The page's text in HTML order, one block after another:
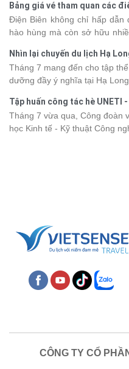
khác nhau, khiến nhiều du
dưới đây sẽ cập nhật bảng
2026 từ 3 - 6 sao, giúp bạn
trình phù hợp với nhu cầu
Bảng giá vé tham quan các
2026
Điện Biên không chỉ hấp
hào hùng mà còn sở hữu
phá vùng đất này, việc cập
động hơn trong lịch trình và
khảo bảng giá vé tham quan
năm 2026 ngay dưới đây.
Nhìn lại chuyến du lịch Hạ
Hưng 2026
Tháng 7 mang đến cho tập
dưỡng đầy ý nghĩa tại Hạ
kết, sẻ chia và lưu giữ nhiều
nhìn lại chuyến đi ngập tràn
quên.
Tập huấn công tác hè UNETI
Đồ Sơn
Tháng 7 vừa qua, Công đoàn
học Kinh tế - Kỹ thuật Công
CÔNG TY CỔ